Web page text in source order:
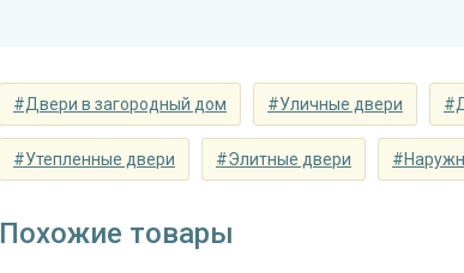
Отделка снаружи панель МДФ с
#Двери в загородный дом #Уличные двери
#Утепленные двери #Элитные двери
Похожие товары